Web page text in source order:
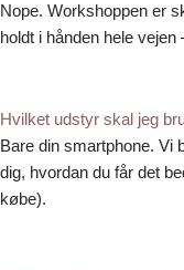
Nope. Workshoppen er
holdt i hånden hele
Hvilket udstyr skal jeg
Bare din smartphone. Vi
dig, hvordan du får det
købe).